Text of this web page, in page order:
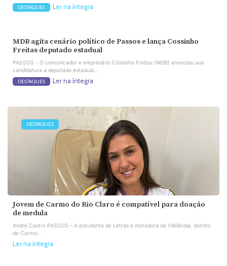
DESTAQUES Ler na íntegra
MDB agita cenário político de Passos e lança Cossinho
Freitas deputado estadual
PASSOS - O comunicador e empresário Cóssinho Freitas (MDB) anunciou sua
candidatura a deputado estadual...
DESTAQUES Ler na íntegra
DESTAQUES
Jovem de Carmo do Rio Claro é compatível para doação
de medula
André Castro PASSOS – A estudante de Letras e moradora da Vilelândia, distrito
de Carmo...
Ler na íntegra